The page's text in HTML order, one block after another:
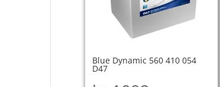
Blue Dynamic 560 410 054
D47